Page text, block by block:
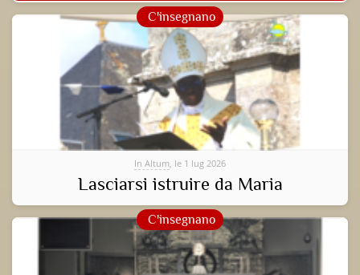
C'insegnano
In Altum, le 1 lug 2026
Lasciarsi istruire da Maria
C'insegnano